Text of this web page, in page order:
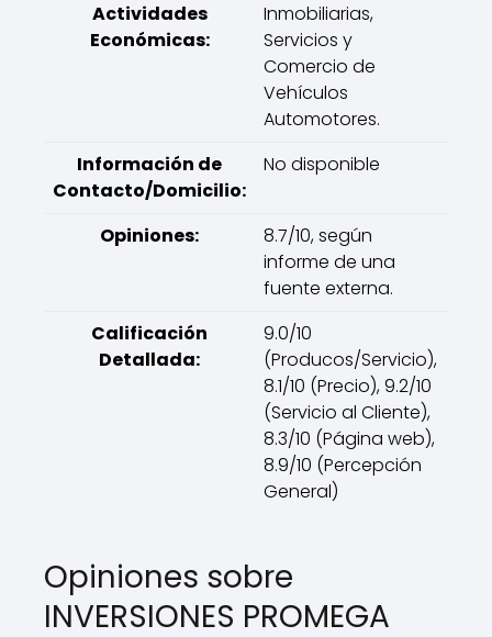
Actividades
Económicas:
Inmobiliarias,
Servicios y
Comercio de
Vehículos
Automotores.
Información de
Contacto/Domicilio:
No disponible
Opiniones:
8.7/10, según
informe de una
fuente externa.
Calificación
Detallada:
9.0/10
(Producos/Servicio),
8.1/10 (Precio), 9.2/10
(Servicio al Cliente),
8.3/10 (Página web),
8.9/10 (Percepción
General)
Opiniones sobre
INVERSIONES PROMEGA